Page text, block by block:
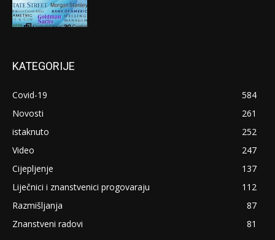
KATEGORIJE
Covid-19
584
Novosti
261
istaknuto
252
Video
247
Cijepljenje
137
Liječnici i znanstvenici progovaraju
112
Razmišljanja
87
Znanstveni radovi
81